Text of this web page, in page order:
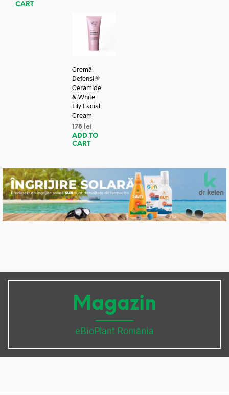
CART
Cremă
Defensil®
Ceramide
& White
Lily Facial
Cream
178 lei
ADD TO
CART
Magazin
eBioPlant România